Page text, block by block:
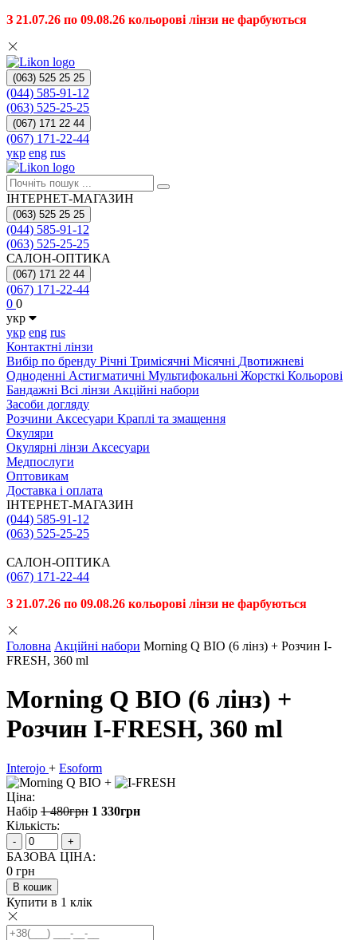
З 21.07.26 по 09.08.26 кольорові лінзи не фарбуються
(063) 525 25 25
(044) 585-91-12
(063) 525-25-25
(067) 171 22 44
(067) 171-22-44
укр eng rus
ІНТЕРНЕТ-МАГАЗИН
(063) 525 25 25
(044) 585-91-12
(063) 525-25-25
САЛОН-ОПТИКА
(067) 171 22 44
(067) 171-22-44
0 0
укр
укр eng rus
Контактні лінзи
Вибiр по бренду Річні Тримісячні Місячні Двотижневі
Одноденні Астигматичні Мультифокальні Жорсткі Кольорові
Бандажні Всі лінзи Акційні набори
Засоби догляду
Розчини Аксесуари Краплі та змащення
Окуляри
Окулярні лінзи Аксесуари
Медпослуги
Оптовикам
Доставка і оплата
ІНТЕРНЕТ-МАГАЗИН
(044) 585-91-12
(063) 525-25-25
САЛОН-ОПТИКА
(067) 171-22-44
З 21.07.26 по 09.08.26 кольорові лінзи не фарбуються
Головна Акційні набори Morning Q BIO (6 лiнз) + Розчин I-
FRESH, 360 ml
Morning Q BIO (6 лiнз) +
Розчин I-FRESH, 360 ml
Interojo + Esoform
+
Ціна:
Набір 1 480грн 1 330грн
Кількість:
- +
БАЗОВА ЦІНА:
0 грн
В кошик
Купити в 1 клік